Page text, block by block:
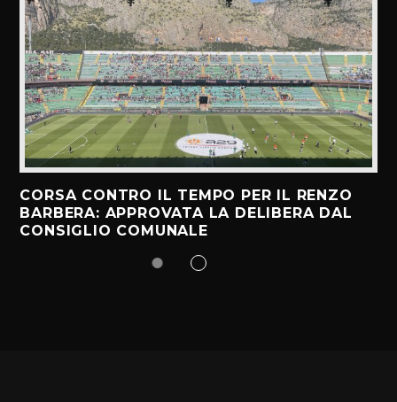
CORSA CONTRO IL TEMPO PER IL RENZO
BARBERA: APPROVATA LA DELIBERA DAL
CONSIGLIO COMUNALE